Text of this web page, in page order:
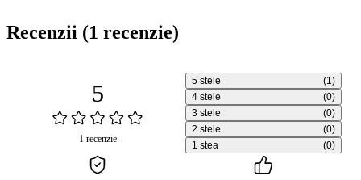
Recenzii (1 recenzie)
5
1 recenzie
5 stele
(1)
4 stele
(0)
3 stele
(0)
2 stele
(0)
1 stea
(0)